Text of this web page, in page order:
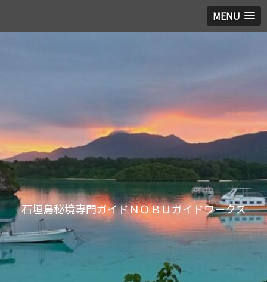
MENU
石垣島秘境専門ガイドＮＯＢＵガイドワークス